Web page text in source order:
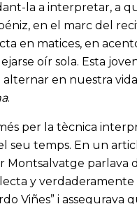
la a interpretar, a
en el marc del
en matices, en
oír sola. Esta
en nuestra vida
.
per la tècnica
seu temps. En un
Montsalvatge parlava
y
Viñes” i assegurava